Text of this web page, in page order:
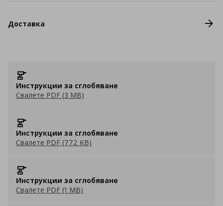
Доставка
Инструкции за сглобяване
Свалете PDF (3 MB)
Инструкции за сглобяване
Свалете PDF (772 KB)
Инструкции за сглобяване
Свалете PDF (1 MB)